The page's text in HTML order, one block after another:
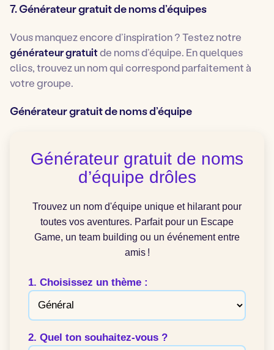
7. Générateur gratuit de noms d’équipes
Vous manquez encore d’inspiration ? Testez notre
générateur gratuitde noms d’équipe. En quelques
clics, trouvez un nom qui correspond parfaitement à
votre groupe.
Générateur gratuit de noms d’équipe
Générateur gratuit de noms
d’équipe drôles
Trouvez un nom d'équipe unique et hilarant pour
toutes vos aventures. Parfait pour un Escape
Game, un team building ou un événement entre
amis !
1. Choisissez un thème :
2. Quel ton souhaitez-vous ?